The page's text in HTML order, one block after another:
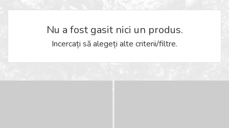
Nu a fost gasit nici un produs.
Incercați să alegeți alte criterii/filtre.